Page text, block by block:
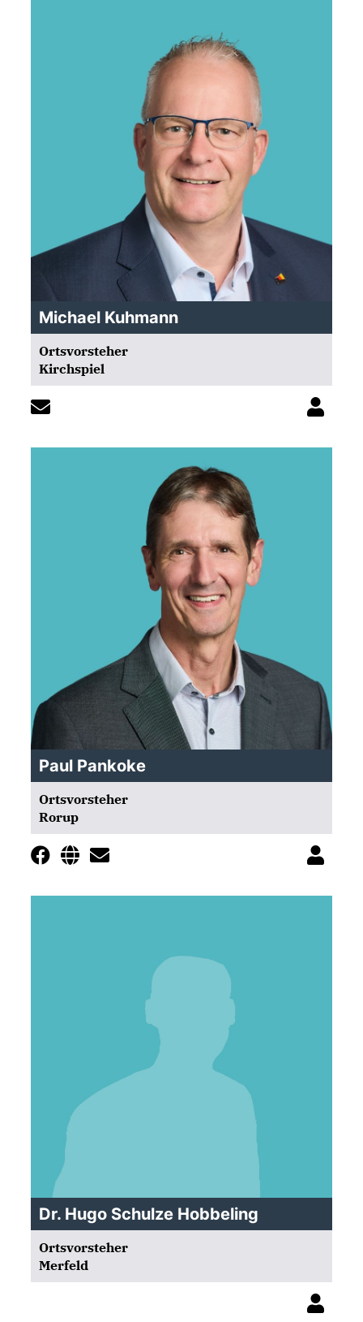
Michael Kuhmann
Ortsvorsteher
Kirchspiel
Paul Pankoke
Ortsvorsteher
Rorup
Dr. Hugo Schulze Hobbeling
Ortsvorsteher
Merfeld